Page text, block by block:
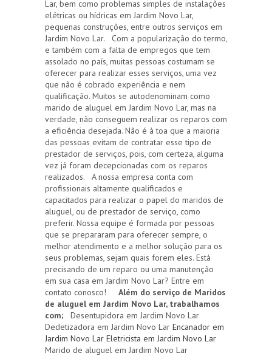
Lar, bem como problemas simples de instalações
elétricas ou hídricas em Jardim Novo Lar,
pequenas construções, entre outros serviços em
Jardim Novo Lar. Com a popularização do termo,
e também com a falta de empregos que tem
assolado no país, muitas pessoas costumam se
oferecer para realizar esses serviços, uma vez
que não é cobrado experiência e nem
qualificação. Muitos se autodenominam como
marido de aluguel em Jardim Novo Lar, mas na
verdade, não conseguem realizar os reparos com
a eficiência desejada. Não é à toa que a maioria
das pessoas evitam de contratar esse tipo de
prestador de serviços, pois, com certeza, alguma
vez já foram decepcionadas com os reparos
realizados. A nossa empresa conta com
profissionais altamente qualificados e
capacitados para realizar o papel do maridos de
aluguel, ou de prestador de serviço, como
preferir. Nossa equipe é formada por pessoas
que se prepararam para oferecer sempre, o
melhor atendimento e a melhor solução para os
seus problemas, sejam quais forem eles. Está
precisando de um reparo ou uma manutenção
em sua casa em Jardim Novo Lar? Entre em
contato conosco! Além do serviço de Maridos
de aluguel em Jardim Novo Lar, trabalhamos
com; Desentupidora em Jardim Novo Lar
Dedetizadora em Jardim Novo Lar Encanador em
Jardim Novo Lar Eletricista em Jardim Novo Lar
Marido de aluguel em Jardim Novo Lar